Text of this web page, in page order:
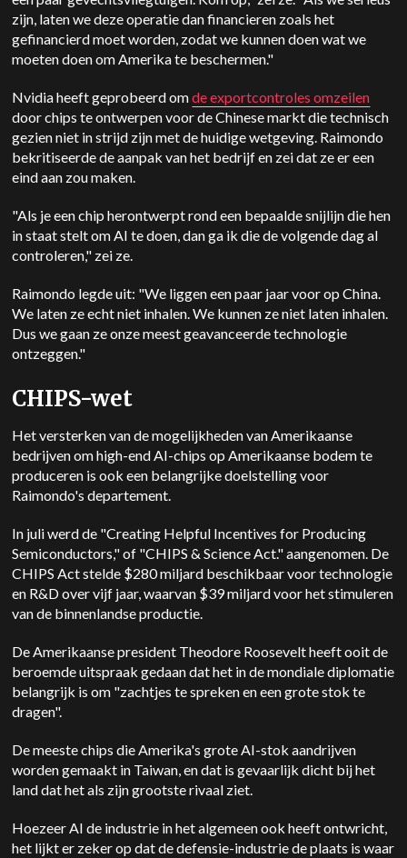
zijn, laten we deze operatie dan financieren zoals het
gefinancierd moet worden, zodat we kunnen doen wat we
moeten doen om Amerika te beschermen."
Nvidia heeft geprobeerd omde exportcontroles omzeilen
door chips te ontwerpen voor de Chinese markt die technisch
gezien niet in strijd zijn met de huidige wetgeving. Raimondo
bekritiseerde de aanpak van het bedrijf en zei dat ze er een
eind aan zou maken.
"Als je een chip herontwerpt rond een bepaalde snijlijn die hen
in staat stelt om AI te doen, dan ga ik die de volgende dag al
controleren," zei ze.
Raimondo legde uit: "We liggen een paar jaar voor op China.
We laten ze echt niet inhalen. We kunnen ze niet laten inhalen.
Dus we gaan ze onze meest geavanceerde technologie
ontzeggen."
CHIPS-wet
Het versterken van de mogelijkheden van Amerikaanse
bedrijven om high-end AI-chips op Amerikaanse bodem te
produceren is ook een belangrijke doelstelling voor
Raimondo's departement.
In juli werd de "Creating Helpful Incentives for Producing
Semiconductors," of "CHIPS & Science Act." aangenomen. De
CHIPS Act stelde $280 miljard beschikbaar voor technologie
en R&D over vijf jaar, waarvan $39 miljard voor het stimuleren
van de binnenlandse productie.
De Amerikaanse president Theodore Roosevelt heeft ooit de
beroemde uitspraak gedaan dat het in de mondiale diplomatie
belangrijk is om "zachtjes te spreken en een grote stok te
dragen".
De meeste chips die Amerika's grote AI-stok aandrijven
worden gemaakt in Taiwan, en dat is gevaarlijk dicht bij het
land dat het als zijn grootste rivaal ziet.
Hoezeer AI de industrie in het algemeen ook heeft ontwricht,
het lijkt er zeker op dat de defensie-industrie de plaats is waar